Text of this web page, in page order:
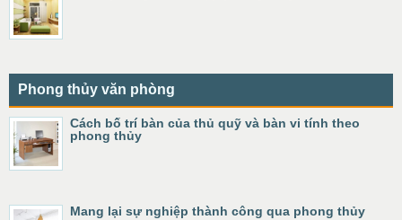
Phong thủy văn phòng
Cách bố trí bàn của thủ quỹ và bàn vi tính theo
phong thủy
Mang lại sự nghiệp thành công qua phong thủy